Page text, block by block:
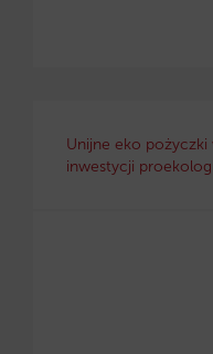
Unijne eko
inwestycji